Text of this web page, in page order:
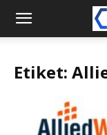
Blockchain
Etiket: